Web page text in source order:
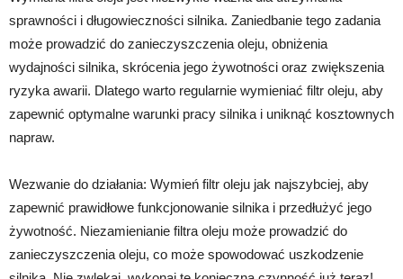
sprawności i długowieczności silnika. Zaniedbanie tego zadania
może prowadzić do zanieczyszczenia oleju, obniżenia
wydajności silnika, skrócenia jego żywotności oraz zwiększenia
ryzyka awarii. Dlatego warto regularnie wymieniać filtr oleju, aby
zapewnić optymalne warunki pracy silnika i uniknąć kosztownych
napraw.
Wezwanie do działania: Wymień filtr oleju jak najszybciej, aby
zapewnić prawidłowe funkcjonowanie silnika i przedłużyć jego
żywotność. Niezamienianie filtra oleju może prowadzić do
zanieczyszczenia oleju, co może spowodować uszkodzenie